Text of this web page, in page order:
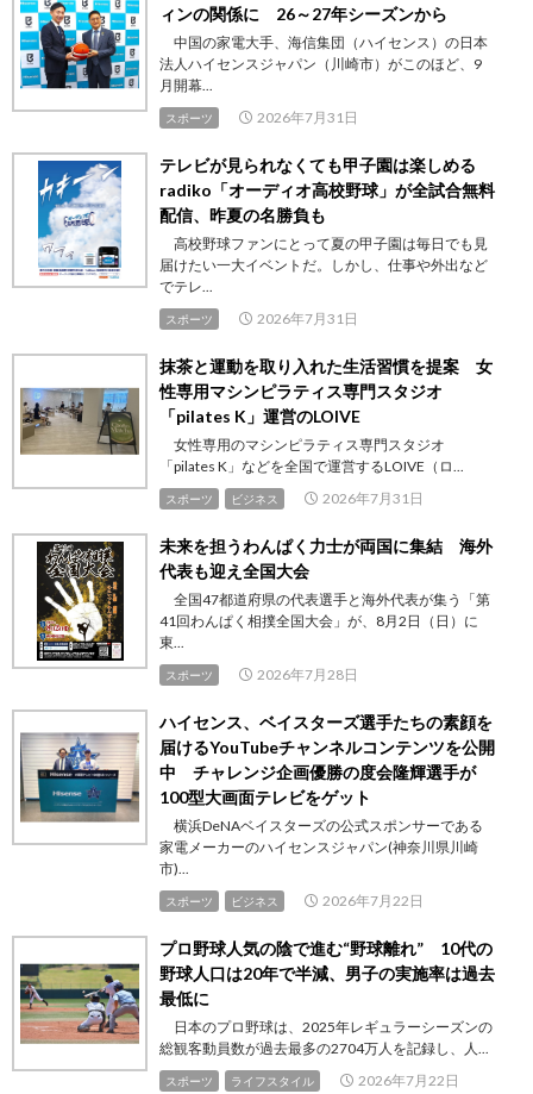
ィンの関係に 26～27年シーズンから
中国の家電大手、海信集団（ハイセンス）の日本
法人ハイセンスジャパン（川崎市）がこのほど、9
月開幕...
スポーツ 2026年7月31日
テレビが見られなくても甲子園は楽しめる
radiko「オーディオ高校野球」が全試合無料
配信、昨夏の名勝負も
高校野球ファンにとって夏の甲子園は毎日でも見
届けたい一大イベントだ。しかし、仕事や外出など
でテレ...
スポーツ 2026年7月31日
抹茶と運動を取り入れた生活習慣を提案 女
性専用マシンピラティス専門スタジオ
「pilates K」運営のLOIVE
女性専用のマシンピラティス専門スタジオ
「pilates K」などを全国で運営するLOIVE（ロ...
スポーツ ビジネス 2026年7月31日
未来を担うわんぱく力士が両国に集結 海外
代表も迎え全国大会
全国47都道府県の代表選手と海外代表が集う「第
41回わんぱく相撲全国大会」が、8月2日（日）に
東...
スポーツ 2026年7月28日
ハイセンス、ベイスターズ選手たちの素顔を
届けるYouTubeチャンネルコンテンツを公開
中 チャレンジ企画優勝の度会隆輝選手が
100型大画面テレビをゲット
横浜DeNAベイスターズの公式スポンサーである
家電メーカーのハイセンスジャパン(神奈川県川崎
市)...
スポーツ ビジネス 2026年7月22日
プロ野球人気の陰で進む“野球離れ” 10代の
野球人口は20年で半減、男子の実施率は過去
最低に
日本のプロ野球は、2025年レギュラーシーズンの
総観客動員数が過去最多の2704万人を記録し、人...
スポーツ ライフスタイル 2026年7月22日